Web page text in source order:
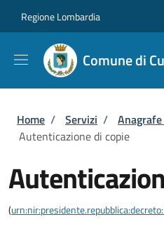
Regione Lombardia
Comune di
Briciole di pane
Home / Servizi /
Autenticazione di copie
(